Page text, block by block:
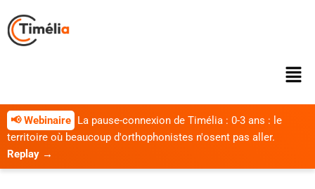
📢 Webinaire
La pause-connexion de Timélia : 0-3 ans : le
territoire où beaucoup d'orthophonistes n'osent pas aller.
Replay →